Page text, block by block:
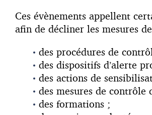
Ces évènements appellent
afin de décliner les mesures
des procédures de
des dispositifs d’alerte
des actions de
des mesures de contrôle
des formations ;